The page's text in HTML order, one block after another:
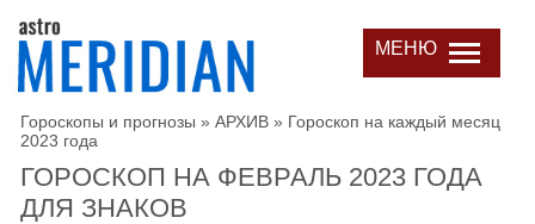
МЕНЮ
Гороскопы и прогнозы » АРХИВ » Гороскоп на каждый месяц
2023 года
ГОРОСКОП НА ФЕВРАЛЬ 2023 ГОДА
ДЛЯ ЗНАКОВ